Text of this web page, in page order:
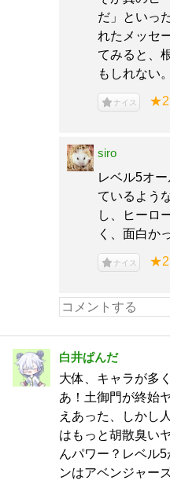
だ」といっ
れたメッセ
てみると、
もしれない。
ナイス ★2
siro
レベル5オ
ているよう
し、ヒーロ
く、面白か
ナイス ★2
白井ぱんだ
大体、キャラが多
あ！土御門が終始
えあった、しかし
はもっと胡散臭い
んパワー？レベル
ンはアベンジャー